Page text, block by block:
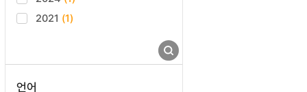
2021 (1)
언어